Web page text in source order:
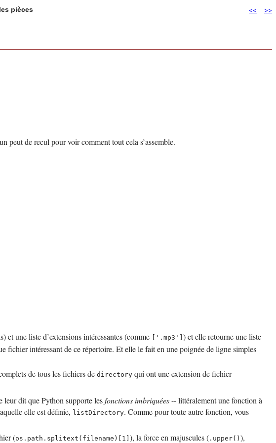
pièces << >>
peut de recul pour voir comment tout cela s’assemble.
et une liste d’extensions intéressantes (comme ['.mp3'] ) et elle retourne une liste
fichier intéressant de ce répertoire. Et elle le fait en une poignée de ligne simples
de tous les fichiers de directory qui ont une extension de fichier
leur dit quePythonsupporte lesfonctions imbriquées-- littéralement une fonction à
elle est définie, listDirectory. Comme pour toute autre fonction, vous
(os.path.splitext(filename)[1] ), la force en majuscules ( .upper() ),